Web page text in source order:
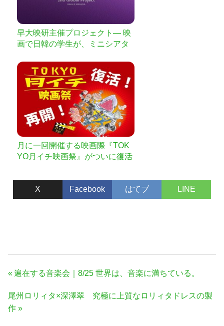
早大映研主催プロジェクト— 映
画で日韓の学生が、ミニシアタ
月に一回開催する映画際『TOK
YO月イチ映画祭』がついに復活
X Facebook はてブ LINE
投
ナ
ビ
前
記
事:
遍在する音楽会｜8/25 世界は、音楽に満ちている。
次
の
尾州ロリィタ×深澤翠 究極に上質なロリィタドレスの製
作